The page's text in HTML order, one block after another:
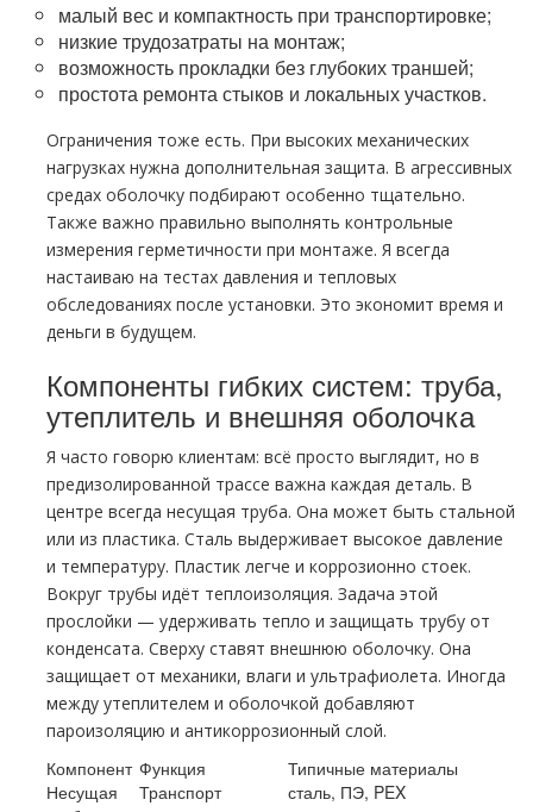
малый вес и компактность при транспортировке;
низкие трудозатраты на монтаж;
возможность прокладки без глубоких траншей;
простота ремонта стыков и локальных участков.
Ограничения тоже есть. При высоких механических
нагрузках нужна дополнительная защита. В агрессивных
средах оболочку подбирают особенно тщательно.
Также важно правильно выполнять контрольные
измерения герметичности при монтаже. Я всегда
настаиваю на тестах давления и тепловых
обследованиях после установки. Это экономит время и
деньги в будущем.
Компоненты гибких систем: труба,
утеплитель и внешняя оболочка
Я часто говорю клиентам: всё просто выглядит, но в
предизолированной трассе важна каждая деталь. В
центре всегда несущая труба. Она может быть стальной
или из пластика. Сталь выдерживает высокое давление
и температуру. Пластик легче и коррозионно стоек.
Вокруг трубы идёт теплоизоляция. Задача этой
прослойки — удерживать тепло и защищать трубу от
конденсата. Сверху ставят внешнюю оболочку. Она
защищает от механики, влаги и ультрафиолета. Иногда
между утеплителем и оболочкой добавляют
пароизоляцию и антикоррозионный слой.
Компонент Функция
Типичные материалы
Несущая
Транспорт
сталь, ПЭ, PEX